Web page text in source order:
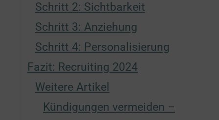
Schritt 2: Sichtbarkeit
Schritt 3: Anziehung
Schritt 4: Personalisierung
Fazit: Recruiting 2024
Weitere Artikel
Kündigungen vermeiden –